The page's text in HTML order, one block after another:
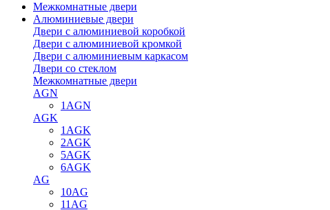
Межкомнатные двери
Алюминиевые двери
Двери с алюминиевой коробкой
Двери с алюминиевой кромкой
Двери с алюминиевым каркасом
Двери со стеклом
Межкомнатные двери
AGN
1AGN
AGK
1AGK
2AGK
5AGK
6AGK
AG
10AG
11AG